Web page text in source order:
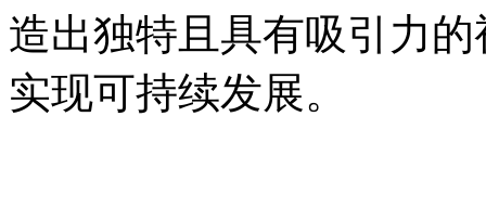
造出独特且具有吸引力
实现可持续发展。